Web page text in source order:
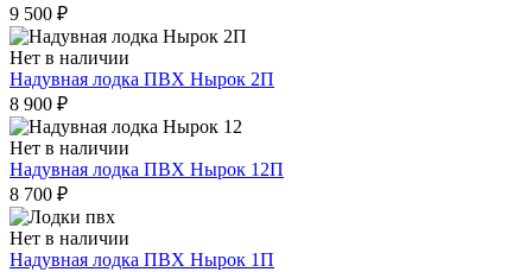
9 500 ₽
Нет в наличии
Надувная лодка ПВХ Нырок 2П
8 900 ₽
Нет в наличии
Надувная лодка ПВХ Нырок 12П
8 700 ₽
Нет в наличии
Надувная лодка ПВХ Нырок 1П